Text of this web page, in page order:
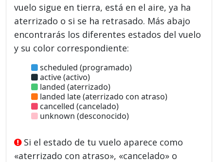
vuelo sigue en tierra, está en el aire, ya ha
aterrizado o si se ha retrasado. Más abajo
encontrarás los diferentes estados del vuelo
y su color correspondiente:
scheduled (programado)
active (activo)
landed (aterrizado)
landed late (aterrizado con atraso)
cancelled (cancelado)
unknown (desconocido)
Si el estado de tu vuelo aparece como
«aterrizado con atraso», «cancelado» o